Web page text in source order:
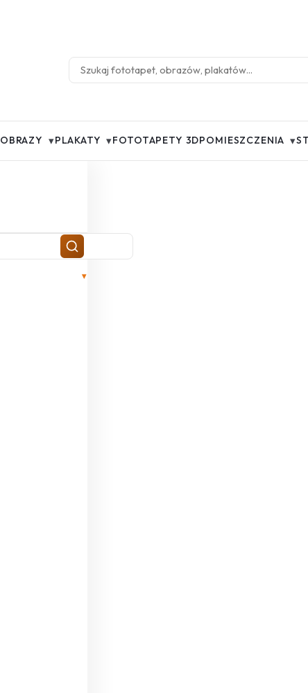
OBRAZY ▾PLAKATY ▾FOTOTAPETY 3DPOMIESZCZENIA ▾
▾